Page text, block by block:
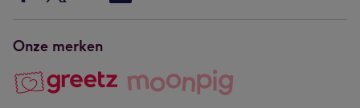
Onze merken